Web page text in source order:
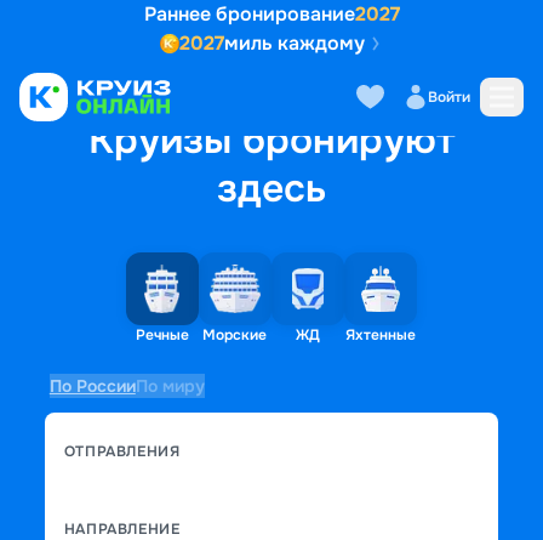
Раннее бронирование2027
2027миль каждому
Войти
Круизы бронируют
здесь
Речные Морские ЖД Яхтенные
По РоссииПо миру
ОТПРАВЛЕНИЯ
НАПРАВЛЕНИЕ